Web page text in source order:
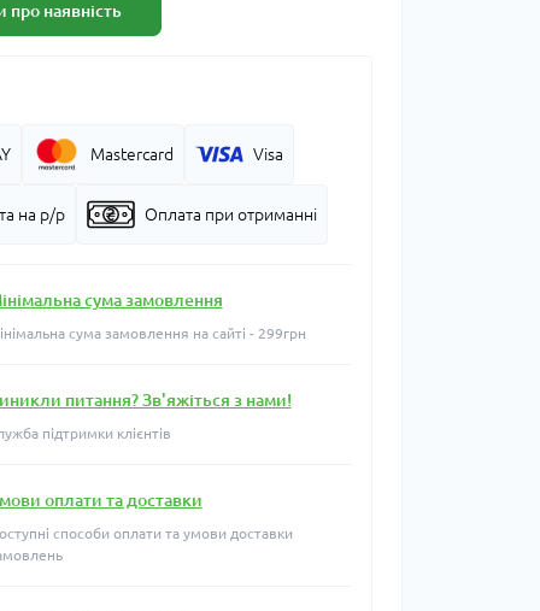
про наявність
Mastercard Visa
на р/р Оплата при отриманні
сума замовлення
сума замовлення на сайті - 299грн
питання? Зв'яжіться з нами!
підтримки клієнтів
оплати та доставки
способи оплати та умови доставки